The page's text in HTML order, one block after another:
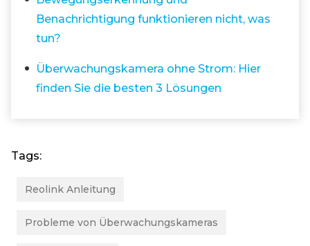
Benachrichtigung funktionieren nicht, was
tun?
Überwachungskamera ohne Strom: Hier
finden Sie die besten 3 Lösungen
Tags:
Reolink Anleitung
Probleme von Überwachungskameras